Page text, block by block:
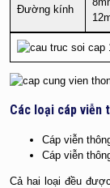
Đường kính
Các loại cáp viễn
Cáp viễn
Cáp viễn
Cả hai loại đều